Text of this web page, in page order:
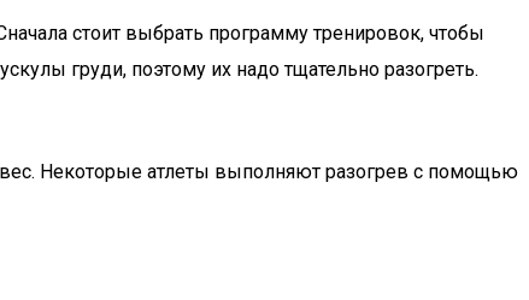
стоит выбрать программу тренировок, чтобы
груди, поэтому их надо тщательно разогреть.
Некоторые атлеты выполняют разогрев с помощью